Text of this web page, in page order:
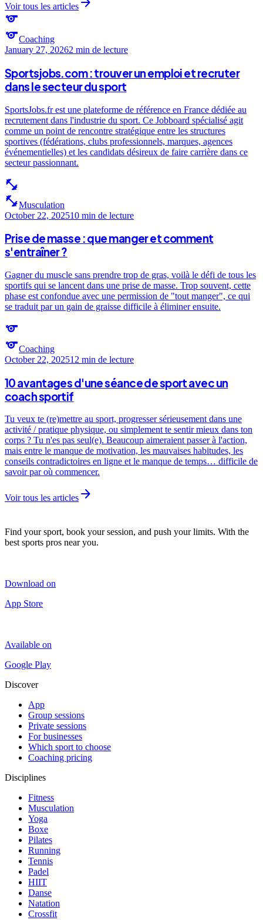
Voir tous les articles
sports
sportsCoaching
January 27, 20262 min de lecture
Sportsjobs.com : trouver un emploi et recruter
dans le secteur du sport
SportsJobs.fr est une plateforme de référence en France dédiée au
recrutement dans l'industrie du sport. Ce Jobboard spécialisé agit
comme un point de rencontre stratégique entre les structures
sportives (fédérations, clubs professionnels, marques, agences
événementielles) et les candidats désireux de faire carrière dans ce
secteur passionnant.
fitness_center
fitness_centerMusculation
October 22, 202510 min de lecture
Prise de masse : que manger et comment
s'entraîner ?
Gagner du muscle sans prendre trop de gras, voilà le défi de tous les
sportifs qui se lancent dans une prise de masse. Trop souvent, cette
phase est confondue avec une permission de "tout manger", ce qui
se traduit par un gain de graisse difficile à éliminer ensuite.
sports
sportsCoaching
October 22, 202512 min de lecture
10 avantages d'une séance de sport avec un
coach sportif
Tu veux te (re)mettre au sport, progresser sérieusement dans une
activité / pratique physique, ou simplement te sentir mieux dans ton
corps ? Tu n'es pas seul(e). Beaucoup aimeraient passer à l'action,
mais entre le manque de motivation, les mauvaises habitudes, les
conseils contradictoires en ligne et le manque de temps… difficile de
savoir par où commencer.
Voir tous les articles arrow_forward
Find your sport, book your session, and push your limits. With the
best sports pros near you.
Download on
App Store
Available on
Google Play
Discover
App
Group sessions
Private sessions
For businesses
Which sport to choose
Coaching pricing
Disciplines
Fitness
Musculation
Yoga
Boxe
Pilates
Running
Tennis
Padel
HIIT
Danse
Natation
Crossfit